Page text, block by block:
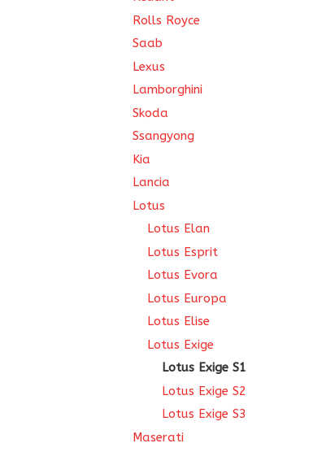
Rolls Royce
Saab
Lexus
Lamborghini
Skoda
Ssangyong
Kia
Lancia
Lotus
Lotus Elan
Lotus Esprit
Lotus Evora
Lotus Europa
Lotus Elise
Lotus Exige
Lotus Exige S1
Lotus Exige S2
Lotus Exige S3
Maserati